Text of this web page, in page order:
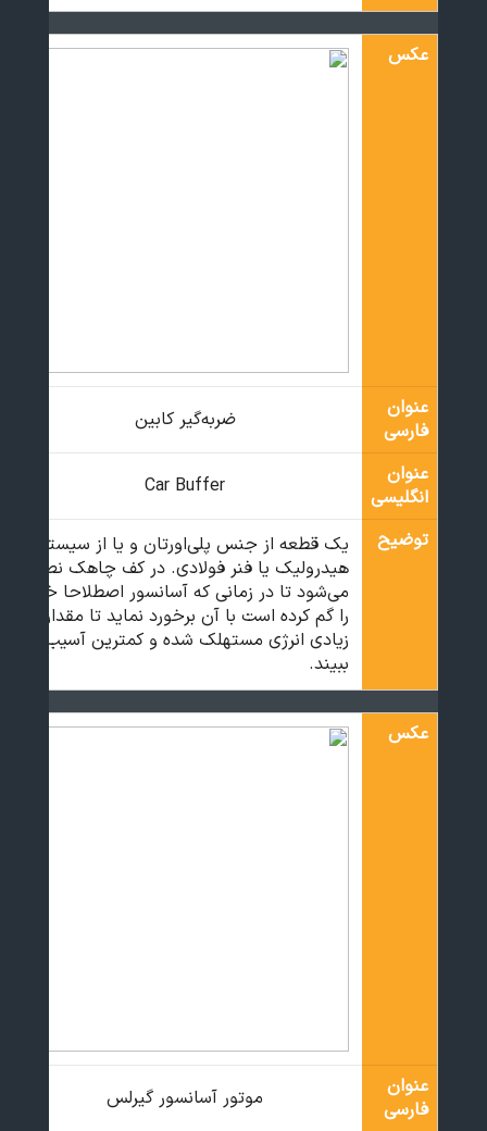
عکس
عنوان
فارسی
ضربه‌گیر کابین
عنوان
انگلیسی
Car Buffer
توضیح
یک قطعه از جنس پلی‌اورتان و یا از سیستم
هیدرولیک یا فنر فولادی. در کف چاهک نصب
می‌شود تا در زمانی که آسانسور اصطلاحا خود
را گم کرده است با آن برخورد نماید تا مقدار
زیادی انرژی مستهلک شده و کمترین آسیب را
ببیند.
عکس
عنوان
فارسی
موتور آسانسور گیرلس